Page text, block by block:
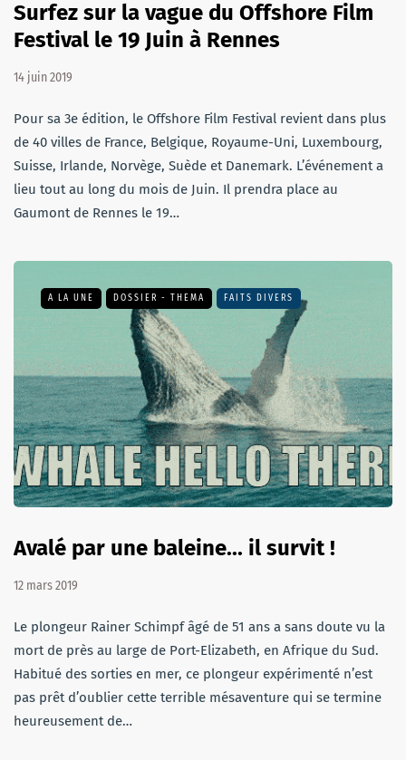
Surfez sur la vague du Offshore Film
Festival le 19 Juin à Rennes
14 juin 2019
Pour sa 3e édition, le Offshore Film Festival revient dans plus
de 40 villes de France, Belgique, Royaume-Uni, Luxembourg,
Suisse, Irlande, Norvège, Suède et Danemark. L’événement a
lieu tout au long du mois de Juin. Il prendra place au
Gaumont de Rennes le 19…
A LA UNE DOSSIER - THEMA FAITS DIVERS
Avalé par une baleine... il survit !
12 mars 2019
Le plongeur Rainer Schimpf âgé de 51 ans a sans doute vu la
mort de près au large de Port-Elizabeth, en Afrique du Sud.
Habitué des sorties en mer, ce plongeur expérimenté n’est
pas prêt d’oublier cette terrible mésaventure qui se termine
heureusement de…